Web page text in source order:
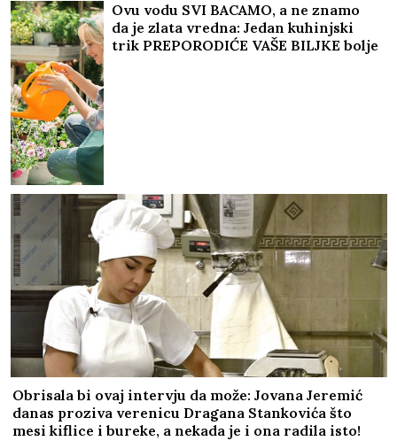
Ovu vodu SVI BACAMO, a ne znamo
da je zlata vredna: Jedan kuhinjski
trik PREPORODIĆE VAŠE BILJKE bolje
Obrisala bi ovaj intervju da može: Jovana Jeremić
danas proziva verenicu Dragana Stankovića što
mesi kiflice i bureke, a nekada je i ona radila isto!